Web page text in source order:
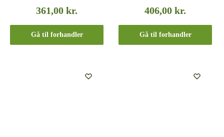
361,00kr.
Gå til forhandler
406,00kr.
Gå til forhandler